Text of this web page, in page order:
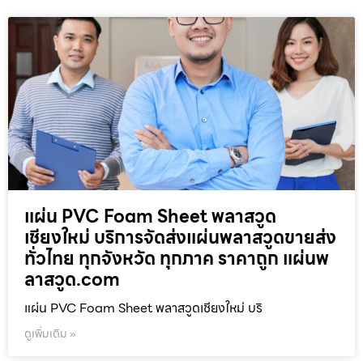
แผ่น PVC Foam Sheet พลาสวูด
เชียงใหม่ บริการจัดส่งแผ่นพลาสวูดขายส่ง
ทั่วไทย ทุกจังหวัด ทุกภาค ราคาถูก แผ่นพ
ลาสวูด.com
แผ่น PVC Foam Sheet พลาสวูดเชียงใหม่ บริ
ดูเพิ่มเติม »